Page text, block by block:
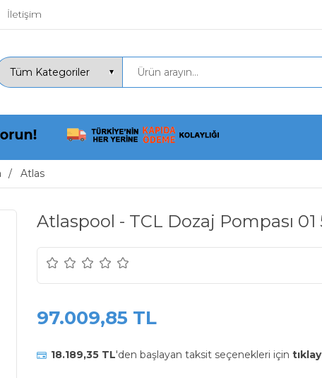
İletişim
Atlas
Atlaspool - TCL Dozaj Pompası
97.009,85 TL
18.189,35 TL'den başlayan taksit seçenekleri için